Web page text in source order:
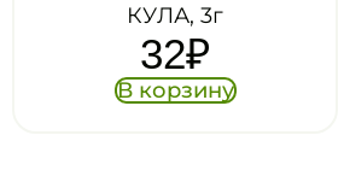
КУЛА, 3г
32₽
В корзину